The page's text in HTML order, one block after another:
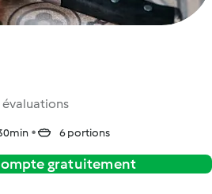
évaluations
6 portions
gratuitement